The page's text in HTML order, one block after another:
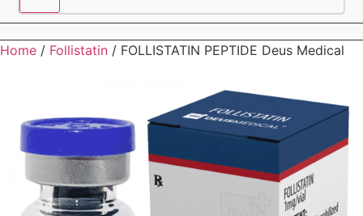
Home / Follistatin / FOLLISTATIN PEPTIDE Deus Medical